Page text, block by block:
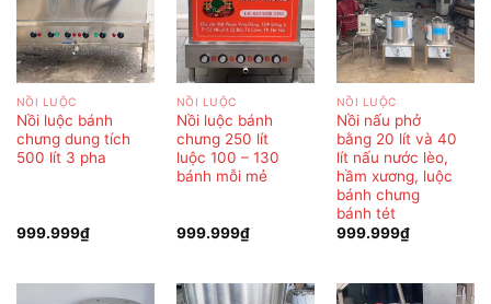
NỒI LUỘC
Nồi luộc bánh
chưng dung tích
500 lít 3 pha
999.999₫
NỒI LUỘC
Nồi luộc bánh
chưng 250 lít
luộc 100 – 130
bánh mỗi mẻ
999.999₫
NỒI LUỘC
Nồi nấu phở
bằng 20 lít và 40
lít nấu nước lèo,
hầm xương, luộc
bánh chưng
bánh tét
999.999₫